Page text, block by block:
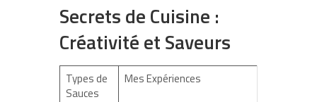
Secrets de Cuisine :
Créativité et Saveurs
Types de
Sauces
Mes Expériences